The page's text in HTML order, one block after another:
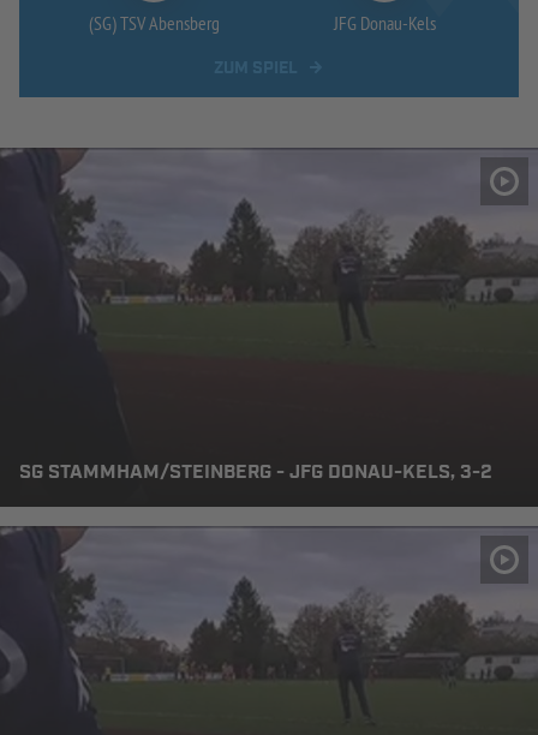
(SG) TSV Abensberg JFG Donau-Kels
SG STAMMHAM/STEINBERG - JFG DONAU-KELS, 3-2